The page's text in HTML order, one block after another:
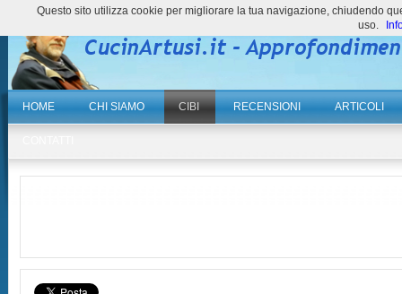
HOME CHI SIAMO CIBI RECENSIONI ARTICOLI
Questo sito utilizza cookie per migliorare la tua navigazione, chiudendo
uso.